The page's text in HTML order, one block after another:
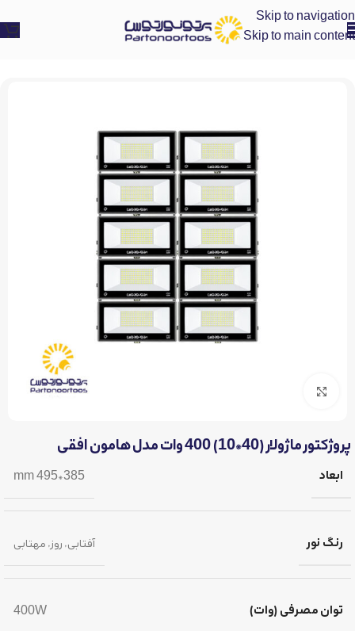
Skip to navigation
Skip to main content
پروژکتور ماژولار (40*10) 400 وات مدل هامون افقی
ابعاد 385*495 mm
رنگ نور آفتابی, روز, مهتابی
توان مصرفی (وات) 400W